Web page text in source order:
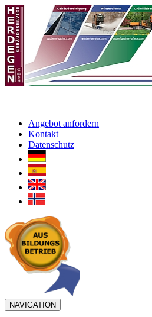
Angebot anfordern
Kontakt
Datenschutz
NAVIGATION